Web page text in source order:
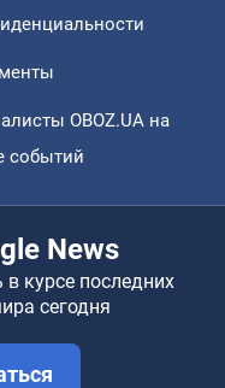
OBOZ.UA на
событий
News
курсе последних
сегодня